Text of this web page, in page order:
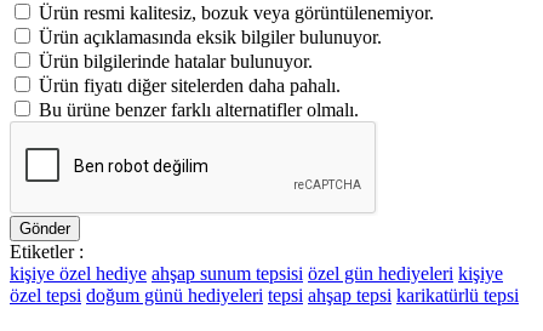
Ürün resmi kalitesiz, bozuk veya görüntülenemiyor.
Ürün açıklamasında eksik bilgiler bulunuyor.
Ürün bilgilerinde hatalar bulunuyor.
Ürün fiyatı diğer sitelerden daha pahalı.
Bu ürüne benzer farklı alternatifler olmalı.
Gönder
Etiketler :
kişiye özel hediye ahşap sunum tepsisi özel gün hediyeleri kişiye
özel tepsi doğum günü hediyeleri tepsi ahşap tepsi karikatürlü tepsi